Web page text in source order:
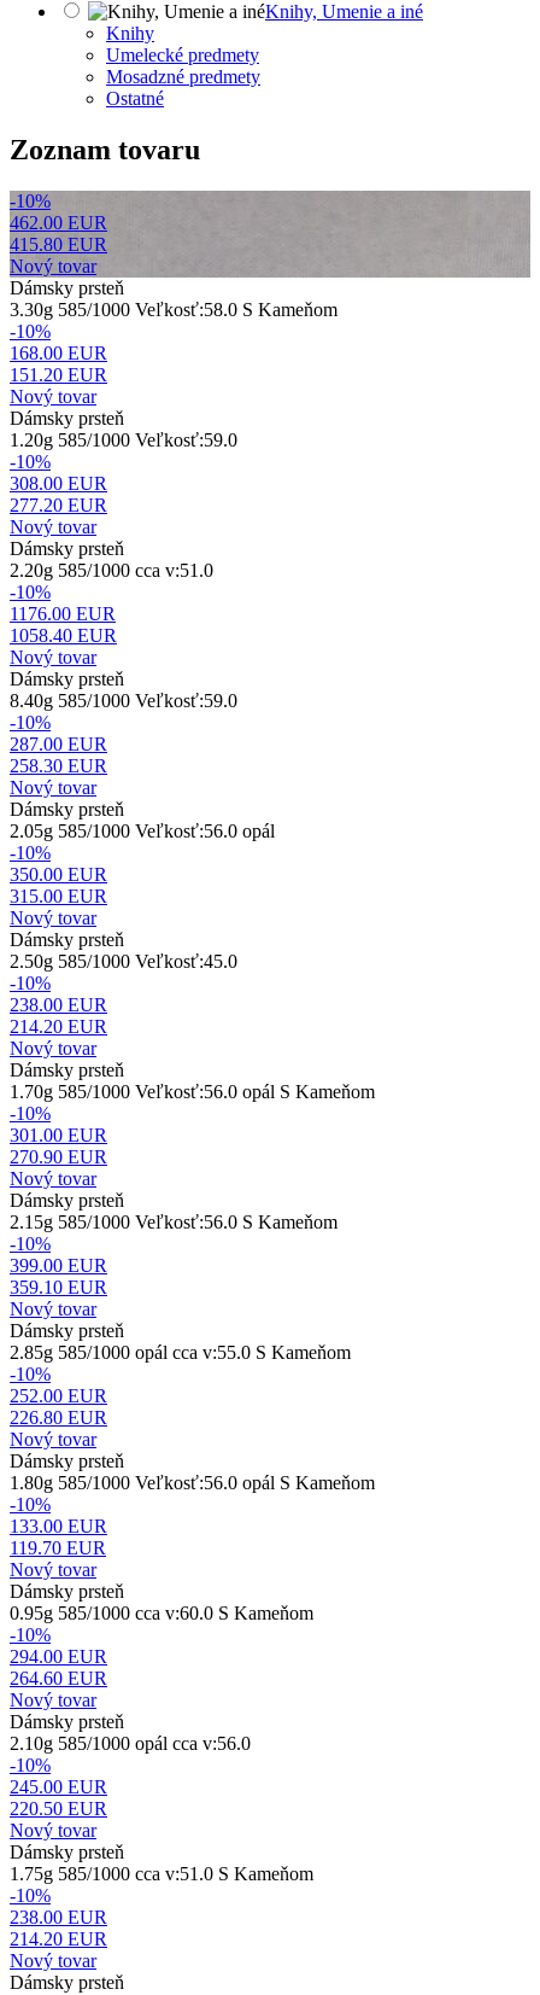
Knihy, Umenie a iné
Knihy
Umelecké predmety
Mosadzné predmety
Ostatné
Zoznam tovaru
-10%
462.00 EUR
415.80 EUR
Nový tovar
Dámsky prsteň
3.30g 585/1000 Veľkosť:58.0 S Kameňom
-10%
168.00 EUR
151.20 EUR
Nový tovar
Dámsky prsteň
1.20g 585/1000 Veľkosť:59.0
-10%
308.00 EUR
277.20 EUR
Nový tovar
Dámsky prsteň
2.20g 585/1000 cca v:51.0
-10%
1176.00 EUR
1058.40 EUR
Nový tovar
Dámsky prsteň
8.40g 585/1000 Veľkosť:59.0
-10%
287.00 EUR
258.30 EUR
Nový tovar
Dámsky prsteň
2.05g 585/1000 Veľkosť:56.0 opál
-10%
350.00 EUR
315.00 EUR
Nový tovar
Dámsky prsteň
2.50g 585/1000 Veľkosť:45.0
-10%
238.00 EUR
214.20 EUR
Nový tovar
Dámsky prsteň
1.70g 585/1000 Veľkosť:56.0 opál S Kameňom
-10%
301.00 EUR
270.90 EUR
Nový tovar
Dámsky prsteň
2.15g 585/1000 Veľkosť:56.0 S Kameňom
-10%
399.00 EUR
359.10 EUR
Nový tovar
Dámsky prsteň
2.85g 585/1000 opál cca v:55.0 S Kameňom
-10%
252.00 EUR
226.80 EUR
Nový tovar
Dámsky prsteň
1.80g 585/1000 Veľkosť:56.0 opál S Kameňom
-10%
133.00 EUR
119.70 EUR
Nový tovar
Dámsky prsteň
0.95g 585/1000 cca v:60.0 S Kameňom
-10%
294.00 EUR
264.60 EUR
Nový tovar
Dámsky prsteň
2.10g 585/1000 opál cca v:56.0
-10%
245.00 EUR
220.50 EUR
Nový tovar
Dámsky prsteň
1.75g 585/1000 cca v:51.0 S Kameňom
-10%
238.00 EUR
214.20 EUR
Nový tovar
Dámsky prsteň